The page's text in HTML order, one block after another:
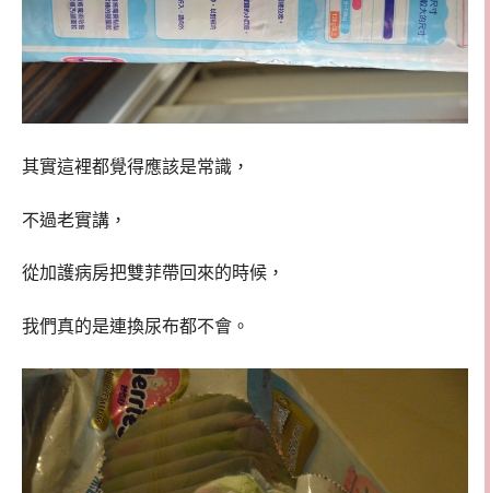
其實這裡都覺得應該是常識，
不過老實講，
從加護病房把雙菲帶回來的時候，
我們真的是連換尿布都不會。